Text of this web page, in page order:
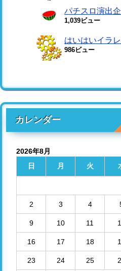
パチスロ演出
1,039ビュー
はいはいイラ
986ビュー
カレンダー
2026年8月
日
月 火
2 3 4
9 10 11
16 17 18
23 24 25